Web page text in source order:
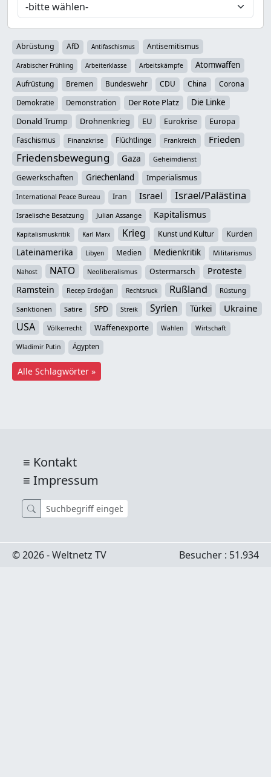
Abrüstung AfD Antifaschismus Antisemitismus
Arabischer Frühling Arbeiterklasse Arbeitskämpfe Atomwaffen
Aufrüstung Bremen Bundeswehr CDU China Corona
Demokratie Demonstration Der Rote Platz
Die Linke
Donald Trump
Drohnenkrieg EU Eurokrise Europa
Faschismus Finanzkrise Flüchtlinge Frankreich Frieden
Friedensbewegung Gaza Geheimdienst
Gewerkschaften Griechenland Imperialismus
International Peace Bureau Iran Israel Israel/Palästina
Israelische Besatzung Julian Assange Kapitalismus
Kapitalismuskritik Karl Marx Krieg Kunst und Kultur Kurden
Lateinamerika Libyen Medien Medienkritik Militarismus
Nahost NATO Neoliberalismus Ostermarsch
Proteste
Ramstein
Recep Erdoğan Rechtsruck Rußland Rüstung
Sanktionen Satire SPD Streik Syrien Türkei Ukraine
USA Völkerrecht Waffenexporte Wahlen Wirtschaft
Wladimir Putin Ägypten
Alle Schlagwörter »
Kontakt
Impressum
© 2026 - Weltnetz TV Besucher : 51.934